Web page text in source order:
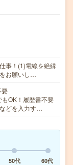
事！(1)電線を絶縁
お願いし…
要
OK！履歴書不要
どを入力す…
50代 60代